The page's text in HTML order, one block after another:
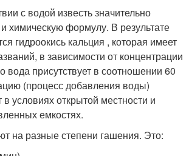
с водой известь значительно
химическую формулу. В результате
гидроокись кальция , которая имеет
в зависимости от концентрации
вода присутствует в соотношении 60
(процесс добавления воды)
условиях открытой местности и
емкостях.
на разные степени гашения. Это: